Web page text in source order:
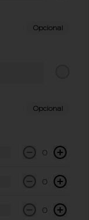
Opcional
Opcional
0
0
0